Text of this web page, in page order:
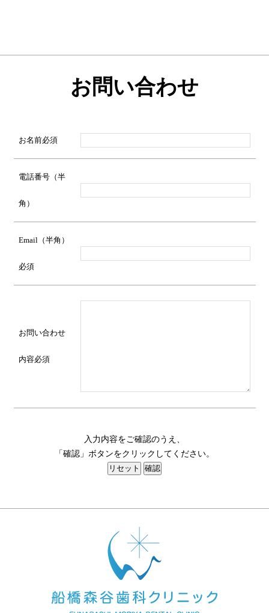
お問い合わせ
お名前必須
電話番号（半
角）
Email（半角）
必須
お問い合わせ
内容必須
入力内容をご確認のうえ、
「確認」ボタンをクリックしてください。